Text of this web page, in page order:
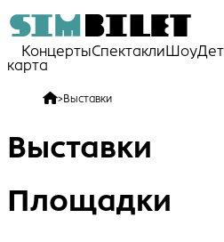
КонцертыСпектакли Шоу
карта
>Выставки
Выставки
Площадки